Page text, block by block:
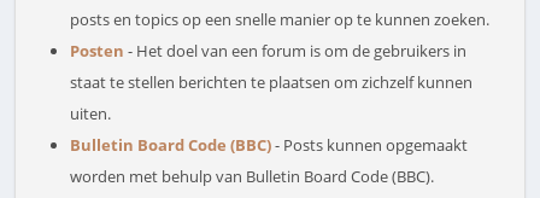
posts en topics op een snelle manier op te kunnen zoeken.
Posten - Het doel van een forum is om de gebruikers in
staat te stellen berichten te plaatsen om zichzelf kunnen
uiten.
Bulletin Board Code (BBC)- Posts kunnen opgemaakt
worden met behulp van Bulletin Board Code (BBC).